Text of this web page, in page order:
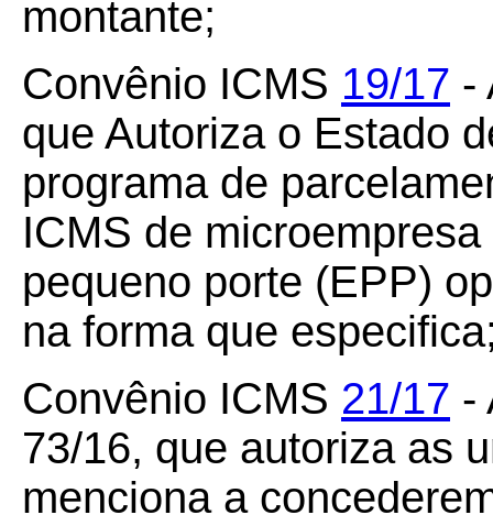
montante;
Convênio ICMS 19/17 -
que Autoriza o Estado
programa de
ICMS de
pequeno porte (EPP)
na forma que
Convênio ICMS 21/17 -
73/16, que autoriza as
menciona a